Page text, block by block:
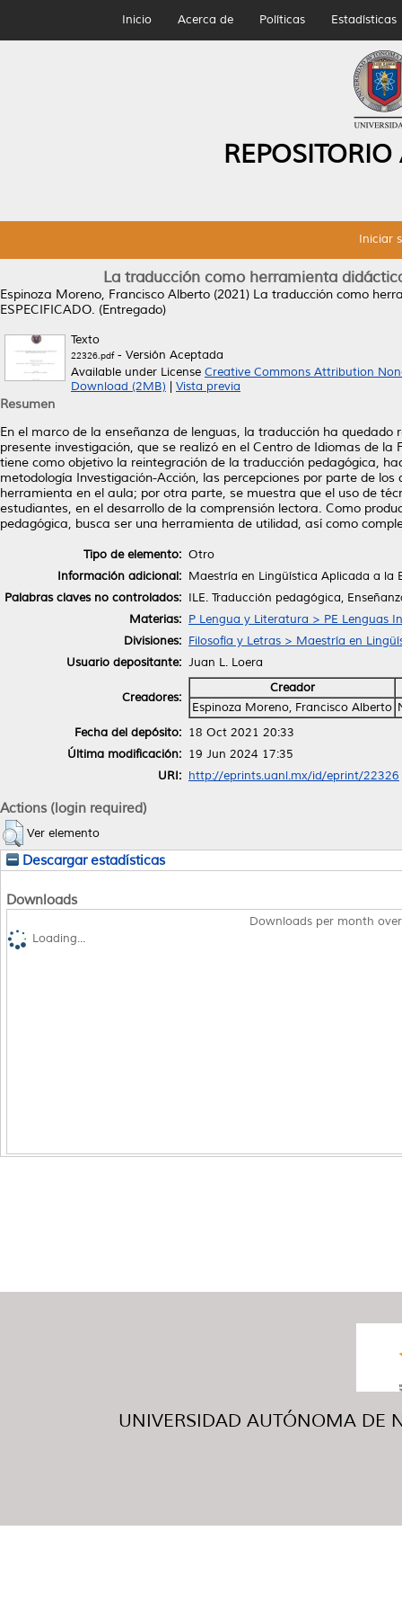
Inicio Acerca de Políticas Estadísticas
Iniciar
La traducción como herramienta
Espinoza Moreno, Francisco Alberto (2021) La traducción como
ESPECIFICADO. (Entregado)
Texto
22326.pdf- Versión Aceptada
Available under License Creative Commons Attribution
Download (2MB)
Vista previa
Resumen
En el marco de la enseñanza de lenguas, la traducción ha
presente investigación, que se realizó en el Centro de Idiomas de
tiene como objetivo la reintegración de la traducción pedagógica,
metodología Investigación-Acción, las percepciones por parte de
herramienta en el aula; por otra parte, se muestra que el uso de
estudiantes, en el desarrollo de la comprensión lectora. Como
pedagógica, busca ser una herramienta de utilidad, así como
Tipo de elemento: Otro
Información adicional: Maestría en Lingüística Aplicada a la
Palabras claves no controlados: ILE. Traducción pedagógica,
Materias: P Lengua y Literatura > PE Lenguas
Divisiones: Filosofía y Letras > Maestría en
Usuario depositante: Juan L. Loera
Creadores:
Creador
Espinoza Moreno, Francisco Alberto
Fecha del depósito: 18 Oct 2021 20:33
Última modificación: 19 Jun 2024 17:35
URI: http://eprints.uanl.mx/id/eprint/22326
Actions (login required)
Ver elemento
Descargar estadísticas
Downloads
Downloads per month
Loading...
UNIVERSIDAD AUTÓNOMA DE